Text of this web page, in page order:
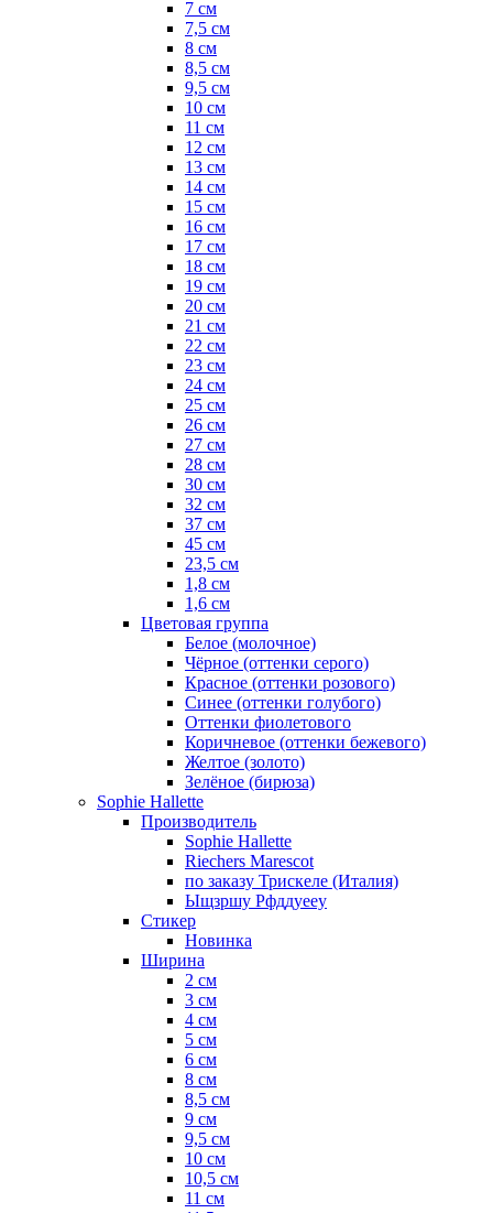
7 см
7,5 см
8 см
8,5 см
9,5 см
10 см
11 см
12 см
13 см
14 см
15 см
16 см
17 см
18 см
19 см
20 см
21 см
22 см
23 см
24 см
25 см
26 см
27 см
28 см
30 см
32 см
37 см
45 см
23,5 см
1,8 см
1,6 см
Цветовая группа
Белое (молочное)
Чёрное (оттенки серого)
Красное (оттенки розового)
Синее (оттенки голубого)
Оттенки фиолетового
Коричневое (оттенки бежевого)
Желтое (золото)
Зелёное (бирюза)
Sophie Hallette
Производитель
Sophie Hallette
Riechers Marescot
по заказу Трискеле (Италия)
Ыщзршу Рфддуееу
Стикер
Новинка
Ширина
2 см
3 см
4 см
5 см
6 см
8 см
8,5 см
9 см
9,5 см
10 см
10,5 см
11 см